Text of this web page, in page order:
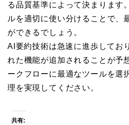
る品質基準によって決まります
ルを適切に使い分けることで、
ができるでしょう。
AI要約技術は急速に進歩してお
れた機能が追加されることが予
ークフローに最適なツールを選
理を実現してください。
共有: